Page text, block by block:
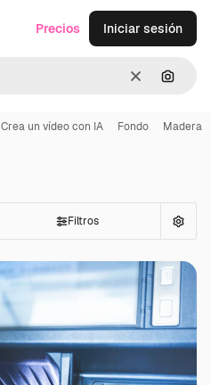
Borrar
Precios Iniciar sesión
Crea un vídeo con IA Fondo Madera
Filtros